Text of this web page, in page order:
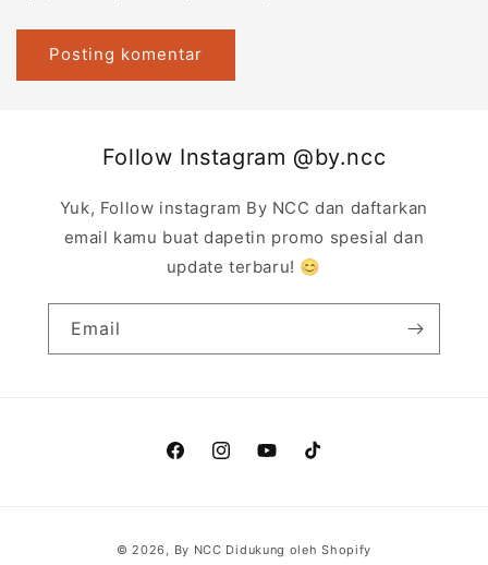
Follow Instagram @by.ncc
Yuk, Follow instagram By NCC dan daftarkan
email kamu buat dapetin promo spesial dan
update terbaru! 😊
Email
FacebookInstagramYouTubeTikTok
© 2026, By NCC Didukung oleh Shopify